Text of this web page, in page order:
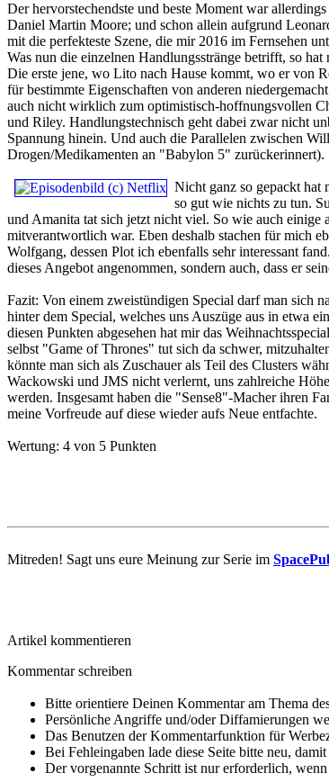
Der hervorstechendste und beste Moment war
Daniel Martin Moore; und schon allein aufgrund
mit die perfekteste Szene, die mir 2016 im Fernsehen
Was nun die einzelnen Handlungsstränge betrifft, so
Die erste jene, wo Lito nach Hause kommt, wo er von
für bestimmte Eigenschaften von anderen
auch nicht wirklich zum optimistisch-hoffnungsvollen
und Riley. Handlungstechnisch geht dabei zwar nicht
Spannung hinein. Und auch die Parallelen zwischen
Drogen/Medikamenten an "Babylon 5" zurückerinnert).
Nicht ganz so gepackt hat
so gut wie nichts zu tun.
und Amanita tat sich jetzt nicht viel. So wie auch einige
mitverantwortlich war. Eben deshalb stachen für mich
Wolfgang, dessen Plot ich ebenfalls sehr interessant
dieses Angebot angenommen, sondern auch, dass er
Fazit: Von einem zweistündigen Special darf man sich
hinter dem Special, welches uns Auszüge aus in etwa
diesen Punkten abgesehen hat mir das
selbst "Game of Thrones" tut sich da schwer,
könnte man sich als Zuschauer als Teil des Clusters
Wackowski und JMS nicht verlernt, uns zahlreiche
werden. Insgesamt haben die "Sense8"-Macher ihren
meine Vorfreude auf diese wieder aufs Neue entfachte.
Wertung: 4 von 5 Punkten
Mitreden! Sagt uns eure Meinung zur Serie im
Artikel kommentieren
Kommentar schreiben
Bitte orientiere Deinen Kommentar am Thema
Persönliche Angriffe und/oder Diffamierungen
Das Benutzen der Kommentarfunktion für
Bei Fehleingaben lade diese Seite bitte neu,
Der vorgenannte Schritt ist nur erforderlich,